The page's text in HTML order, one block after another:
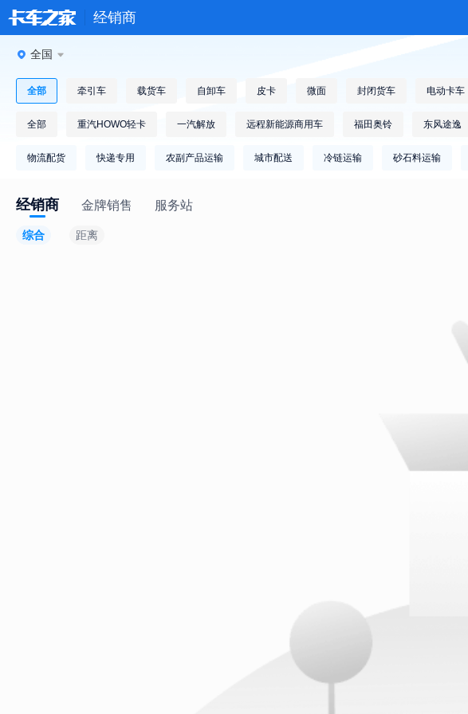
经销商
全国
全部 牵引车 载货车 自卸车 皮卡 微面 封闭货车 电动卡车
全部 重汽HOWO轻卡 一汽解放 远程新能源商用车 福田奥铃 东风途逸
物流配货 快递专用 农副产品运输 城市配送 冷链运输 砂石料运输
经销商 金牌销售 服务站
综合 距离